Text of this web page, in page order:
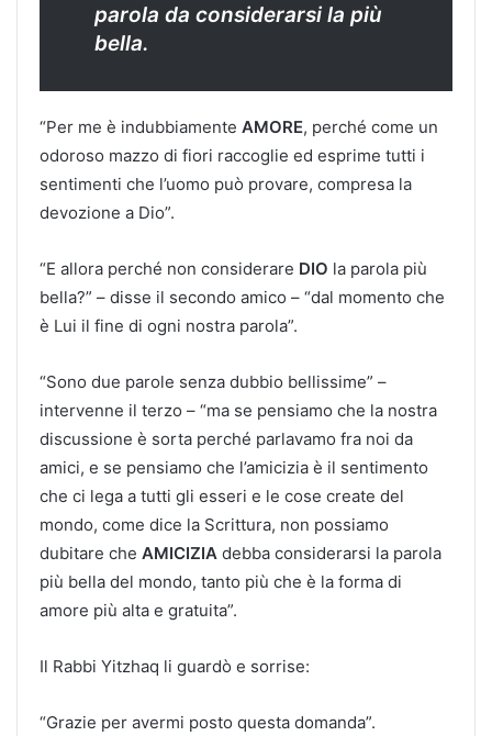
parola da considerarsi la più
bella.
“Per me è indubbiamente AMORE, perché come un
odoroso mazzo di fiori raccoglie ed esprime tutti i
sentimenti che l’uomo può provare, compresa la
devozione a Dio”.
“E allora perché non considerare DIO la parola più
bella?” – disse il secondo amico – “dal momento che
è Lui il fine di ogni nostra parola”.
“Sono due parole senza dubbio bellissime” –
intervenne il terzo – “ma se pensiamo che la nostra
discussione è sorta perché parlavamo fra noi da
amici, e se pensiamo che l’amicizia è il sentimento
che ci lega a tutti gli esseri e le cose create del
mondo, come dice la Scrittura, non possiamo
dubitare che AMICIZIA debba considerarsi la parola
più bella del mondo, tanto più che è la forma di
amore più alta e gratuita”.
Il Rabbi Yitzhaq li guardò e sorrise:
“Grazie per avermi posto questa domanda”.